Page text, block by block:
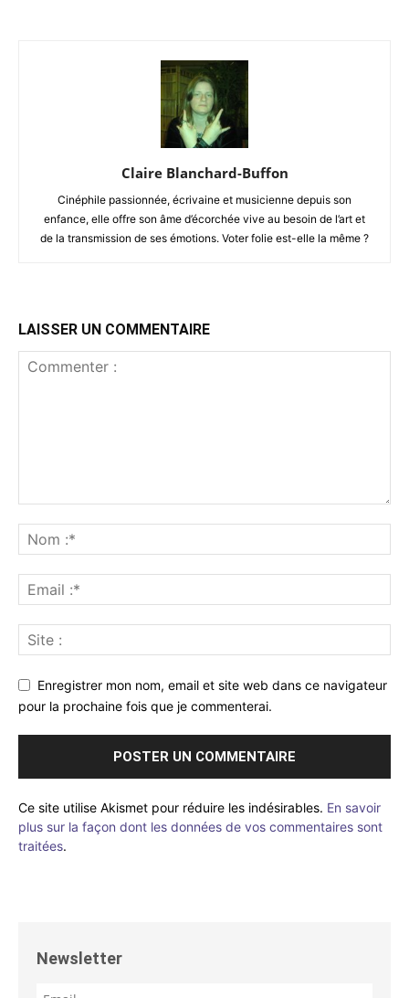
Claire Blanchard-Buffon
Cinéphile passionnée, écrivaine et musicienne depuis son
enfance, elle offre son âme d’écorchée vive au besoin de l’art et
de la transmission de ses émotions. Voter folie est-elle la même ?
LAISSER UN COMMENTAIRE
Enregistrer mon nom, email et site web dans ce navigateur
pour la prochaine fois que je commenterai.
Ce site utilise Akismet pour réduire les indésirables. En savoir
plus sur la façon dont les données de vos commentaires sont
traitées.
Newsletter